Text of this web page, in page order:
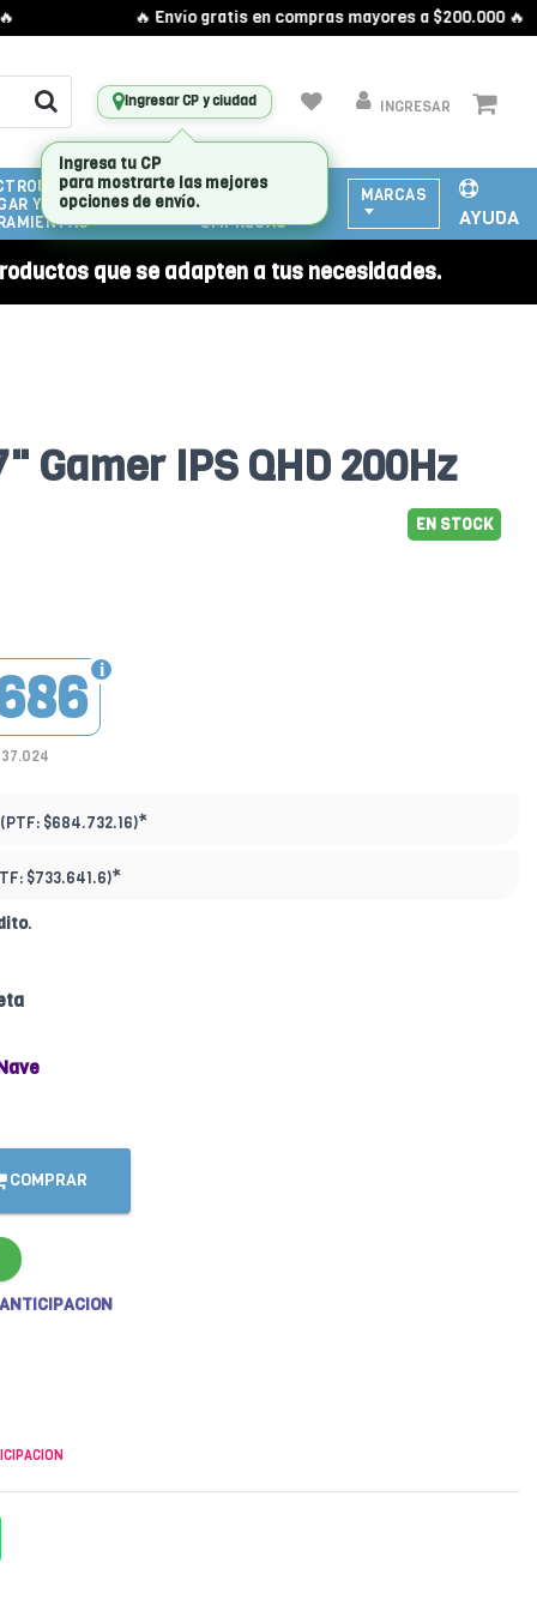
🔥 Envío gratis en compras mayores a $200.000 🔥
Ingresar CP y ciudad INGRESAR
Y
ATENCIÓN
EMPRESAS
MARCAS
AYUDA
que se adapten a tus necesidades.
Gamer IPS QHD 200Hz
EN STOCK
(PTF: $684.732.16)*
$733.641.6)*
.
COMPRAR